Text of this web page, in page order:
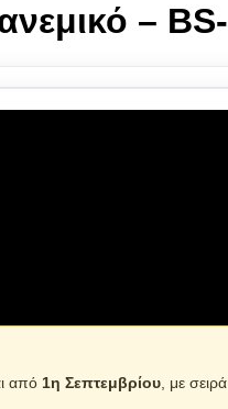
–
Κλειδαριά
από 1η Σεπτεμβρίου , με